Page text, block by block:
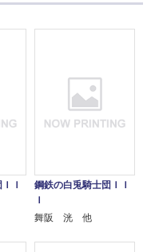
Ｉ
鋼鉄の白兎騎士団ＩＩ
Ｉ
舞阪 洸 他